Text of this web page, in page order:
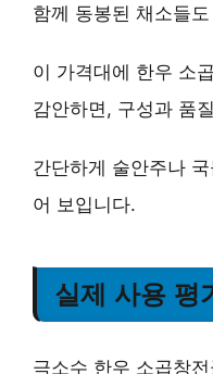
함께 동봉된 채소들
이 가격대에 한우 소
감안하면, 구성과 품
간단하게 술안주나
어 보입니다.
실제 사용 평
극소수 한우 소곱창